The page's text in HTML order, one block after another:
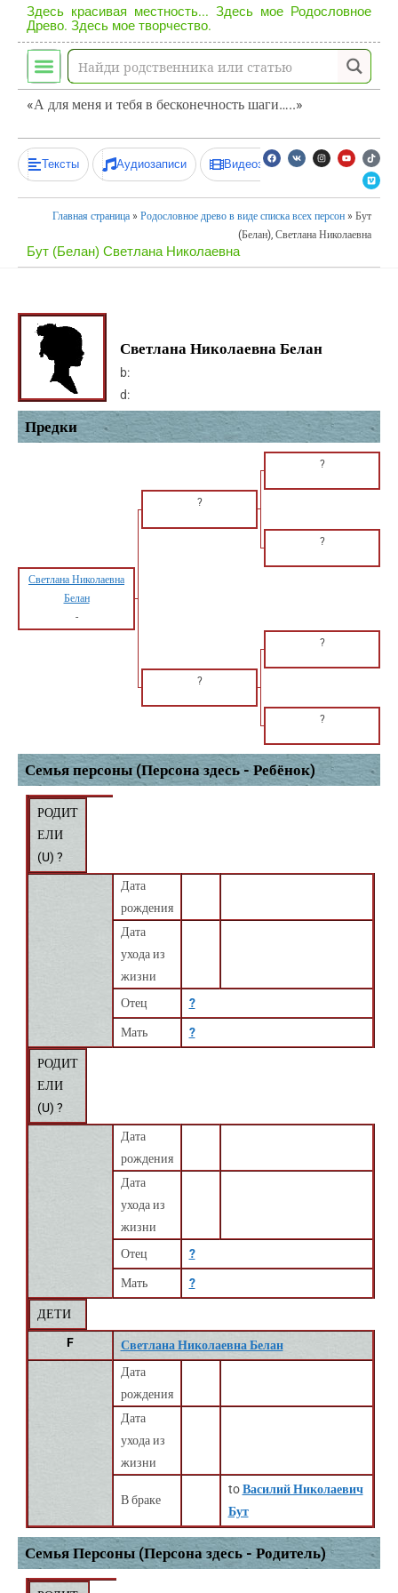
Здесь красивая местность... Здесь мое Родословное
Древо. Здесь мое творчество.
«А для меня и тебя в бесконечность шаги…..»
Тексты Аудиозаписи Видеозаписи
Главная страница » Родословное древо в виде списка всех персон » Бут
(Белан), Светлана Николаевна
Бут (Белан) Светлана Николаевна
Светлана Николаевна Белан
b:
d:
Предки
?
?
?
Светлана Николаевна
Белан
-
?
?
?
Семья персоны (Персона здесь - Ребёнок)
РОДИТ
ЕЛИ
(U) ?
Дата
рождения
Дата
ухода из
жизни
Отец
?
Мать ?
РОДИТ
ЕЛИ
(U) ?
Дата
рождения
Дата
ухода из
жизни
Отец
?
Мать ?
ДЕТИ
F
Светлана Николаевна Белан
Дата
рождения
Дата
ухода из
жизни
В браке
toВасилий Николаевич
Бут
Семья Персоны (Персона здесь - Родитель)